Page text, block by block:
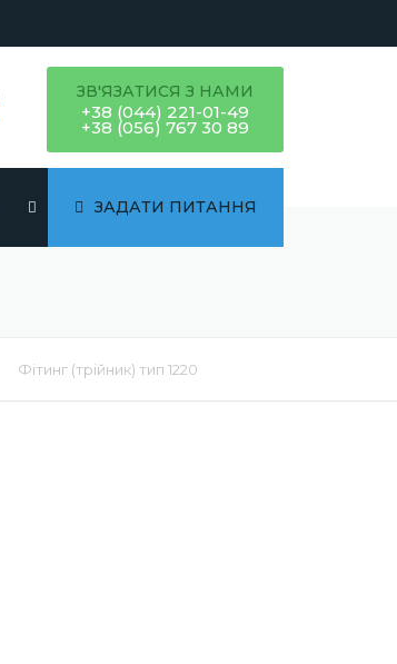
ЗВ'ЯЗАТИСЯ З НАМИ
+38 (044) 221-01-49
+38 (056) 767 30 89
ЗАДАТИ ПИТАННЯ
Фітинг (трійник) тип 1220